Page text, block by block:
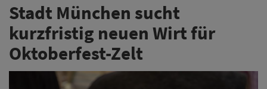
Stadt München sucht
kurzfristig neuen Wirt für
Oktoberfest-Zelt